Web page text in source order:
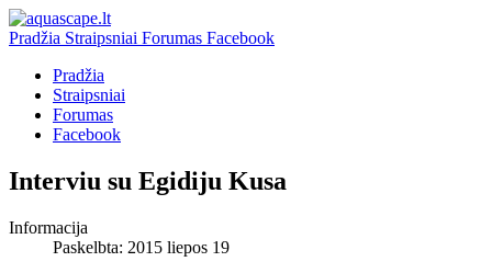
Pradžia Straipsniai Forumas Facebook
Pradžia
Straipsniai
Forumas
Facebook
Interviu su Egidiju Kusa
Informacija
Paskelbta: 2015 liepos 19